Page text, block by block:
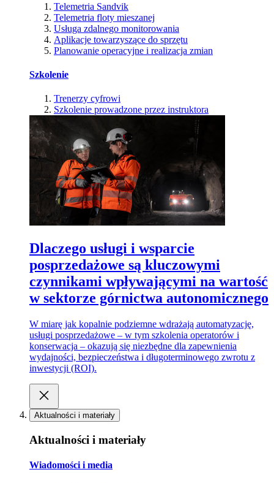
Telemetria Sandvik
Telemetria floty mieszanej
Usługa zdalnego monitorowania
Aplikacje towarzyszące do sprzętu
Planowanie operacyjne i realizacja zmian
Szkolenie
Trenerzy cyfrowi
Szkolenie prowadzone przez instruktora
Dlaczego usługi i wsparcie
posprzedażowe są kluczowymi
czynnikami wpływającymi na wartość
w sektorze górnictwa autonomicznego
W miarę jak kopalnie podziemne wdrażają automatyzację,
usługi posprzedażowe – w tym szkolenia operatorów i
konserwacja – okazują się niezbędne dla zapewnienia
wydajności, bezpieczeństwa i długoterminowego zwrotu z
inwestycji (ROI).
Aktualności i materiały
Aktualności i materiały
Wiadomości i media